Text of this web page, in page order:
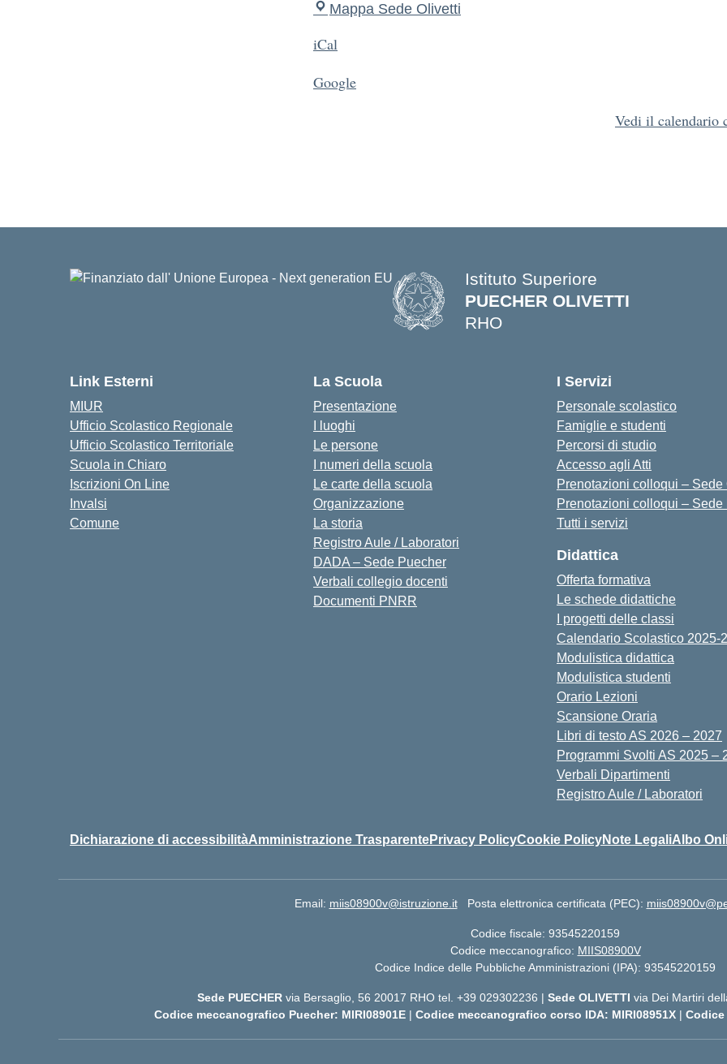
Mappa Sede Olivetti
iCal
Google
Vedi il calendario
Istituto Superiore
PUECHER OLIVETTI
RHO
Link Esterni
MIUR
Ufficio Scolastico Regionale
Ufficio Scolastico Territoriale
Scuola in Chiaro
Iscrizioni On Line
Invalsi
Comune
La Scuola
Presentazione
I luoghi
Le persone
I numeri della scuola
Le carte della scuola
Organizzazione
La storia
Registro Aule / Laboratori
DADA – Sede Puecher
Verbali collegio docenti
Documenti PNRR
I Servizi
Personale scolastico
Famiglie e studenti
Percorsi di studio
Accesso agli Atti
Prenotazioni colloqui – Sede
Prenotazioni colloqui – Sede
Tutti i servizi
Didattica
Offerta formativa
Le schede didattiche
I progetti delle classi
Calendario Scolastico 2025-
Modulistica didattica
Modulistica studenti
Orario Lezioni
Scansione Oraria
Libri di testo AS 2026 – 2027
Programmi Svolti AS 2025 –
Verbali Dipartimenti
Registro Aule / Laboratori
Dichiarazione di accessibilitàAmministrazione TrasparentePrivacy PolicyCookie PolicyNote LegaliAlbo
Email: miis08900v@istruzione.it Posta elettronica certificata (PEC):
Codice fiscale: 93545220159
Codice meccanografico: MIIS08900V
Codice Indice delle Pubbliche Amministrazioni (IPA): 93545220159
Sede PUECHER via Bersaglio, 56 20017 RHO tel. +39 029302236 | Sede OLIVETTI via Dei Martiri
Codice meccanografico Puecher: MIRI08901E | Codice meccanografico corso IDA: MIRI08951X | Codice